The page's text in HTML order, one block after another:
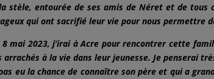
stèle, entourée de ses amis de Néret et de
qui ont sacrifié leur vie pour nous permettre
mai 2023, j’irai à Acre pour rencontrer cette
à la vie dans leur jeunesse. Je penserai
eu la chance de connaître son père et qui a